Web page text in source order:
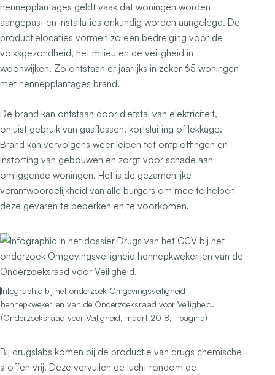
hennepplantages geldt vaak dat woningen worden
aangepast en installaties onkundig worden aangelegd. De
productielocaties vormen zo een bedreiging voor de
volksgezondheid, het milieu en de veiligheid in
woonwijken. Zo ontstaan er jaarlijks in zeker 65 woningen
met hennepplantages brand.
De brand kan ontstaan door diefstal van elektriciteit,
onjuist gebruik van gasflessen, kortsluiting of lekkage.
Brand kan vervolgens weer leiden tot ontploffingen en
instorting van gebouwen en zorgt voor schade aan
omliggende woningen. Het is de gezamenlijke
verantwoordelijkheid van alle burgers om mee te helpen
deze gevaren te beperken en te voorkomen.
Infographic bij het onderzoek Omgevingsveiligheid
hennepkwekerijen van de Onderzoeksraad voor Veiligheid.
(Onderzoeksraad voor Veiligheid, maart 2018, 1 pagina)
Bij drugslabs komen bij de productie van drugs chemische
stoffen vrij. Deze vervuilen de lucht rondom de